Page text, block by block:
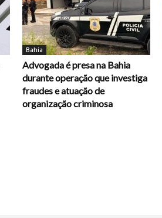
Bahia
Advogada é presa na Bahia
durante operação que investiga
fraudes e atuação de
organização criminosa